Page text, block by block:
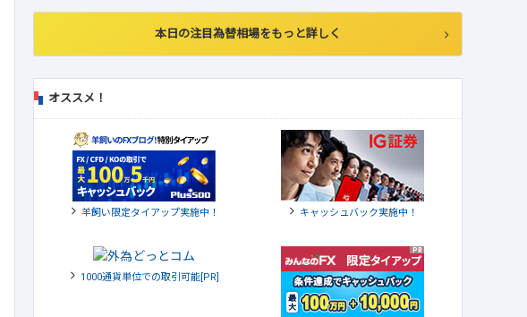
本日の注目為替相場をもっと詳しく
オススメ！
羊飼い限定タイアップ実施中！ キャッシュバック実施中！
1000通貨単位での取引可能[PR]